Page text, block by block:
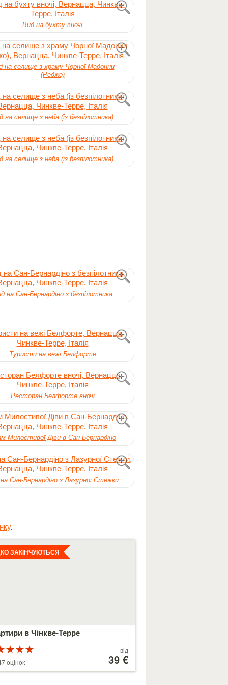
Вид на бухту вночі
на селище з храму Чорної Мадонни
(Реджо)
на селище з неба (із безпілотника)
на селище з неба (із безпілотника)
на Сан-Бернардіно з безпілотника
Туристи на вежі Белфорте
Ресторан Белфорте вночі
Милостивої Діви в Сан-Бернардіно
Сан-Бернардіно з Лазурної Стежки
.
в Чінкве-Терре
ЗАКІНЧУЮТЬСЯ
оцінок
від
39 €